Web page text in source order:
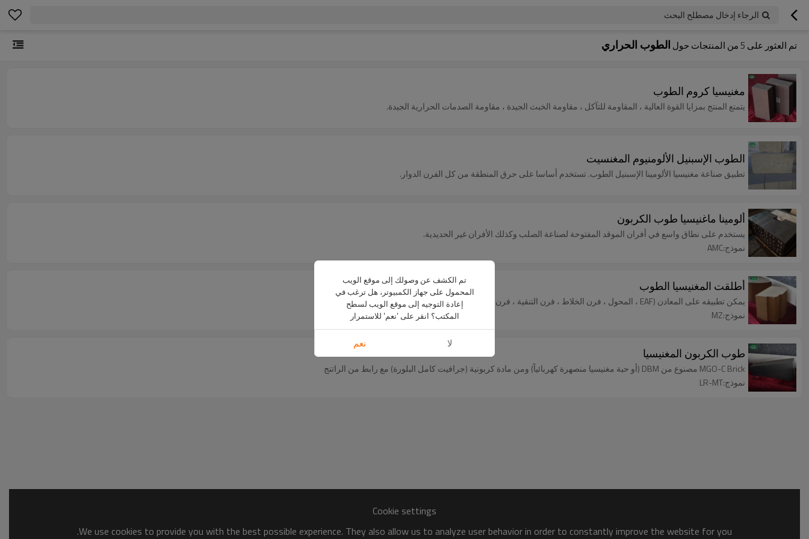
الرجاء إدخال مصطلح البحث
تم العثور على 5 من المنتجات حول الطوب الحراري
مغنيسيا كروم الطوب
يتمتع المنتج بمزايا القوة العالية ، المقاومة للتآكل ، مقاومة الخبث الجيدة ، مقاومة الصدمات الحرارية الجيدة.
الطوب الإسبنيل الألومنيوم المغنسيت
تطبيق صناعة مغنيسيا الألومينا الإسبنيل الطوب. تستخدم أساسا على حرق المنطقة من كل الفرن الدوار.
ألومينا ماغنيسيا طوب الكربون
يستخدم على نطاق واسع في أفران الموقد المفتوحة لصناعة الصلب وكذلك الأفران غير الحديدية.
نموذج:AMC
أطلقت المغنيسيا الطوب
يمكن تطبيقه على المعادن (EAF ، المحول ، فرن الخلاط ، فرن التنقية ، فرن التسخين) إلخ.
نموذج:MZ
طوب الكربون المغنيسيا
MGO-C Brick مصنوع من DBM (أو حبة مغنيسيا منصهرة كهربائياً) ومن مادة كربونية (جرافيت كامل البلورة) مع رابط من الراتنج
نموذج:LR-MT
Cookie settings
We use cookies to provide you with the best possible experience. They also allow us to analyze user behavior in order to constantly improve the website for you.
تم الكشف عن وصولك إلى موقع الويب
المحمول على جهاز الكمبيوتر، هل ترغب في
إعادة التوجيه إلى موقع الويب لسطح
المكتب؟ انقر على 'نعم' للاستمرار
لا نعم